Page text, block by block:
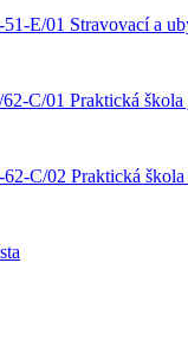
51-E/01 Stravovací a
62-C/01 Praktická škola
62-C/02 Praktická škola